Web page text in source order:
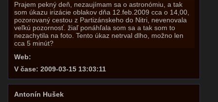
Prajem pekný deň, nezaujímam sa o astronómiu, a tak
som úkazu irizácie oblakov dňa 12.feb.2009 cca o 14,00,
pozorovaný cestou z Partizánskeho do Nitri, nevenovala
veľkú pozornosť. žiaľ ponáhľala som sa a tak som to
nezachytila na foto. Tento úkaz netrval dlho, možno len
cca 5 minút?
Web:
V čase: 2009-03-15 13:03:11
Antonín Hušek